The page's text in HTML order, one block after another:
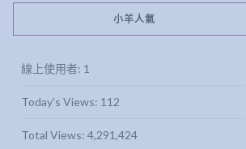
小羊人氣
線上使用者: 1
Today's Views: 112
Total Views: 4,291,424